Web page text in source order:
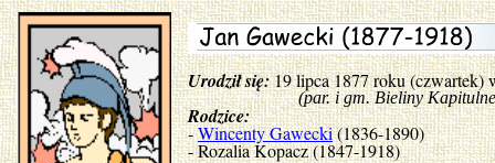
Urodził się:19 lipca 1877 roku (czwartek)
(par. i gm. Bieliny Kapitulne,
Rodzice:
-Wincenty Gawecki(1836-1890)
- Rozalia Kopacz (1847-1918)